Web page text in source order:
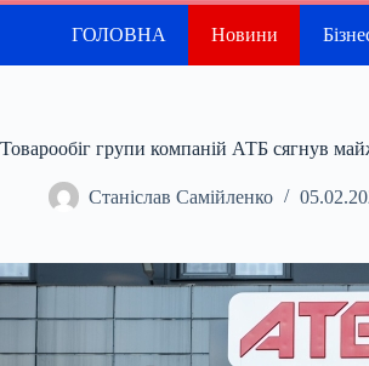
ГОЛОВНА Новини
Товарообіг групи компаній АТБ сягнув
Станіслав Самійленко